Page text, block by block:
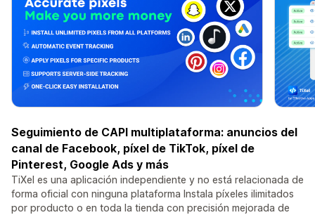
Seguimiento de CAPI multiplataforma: anuncios del
canal de Facebook, píxel de TikTok, píxel de
Pinterest, Google Ads y más
TiXel es una aplicación independiente y no está relacionada de
forma oficial con ninguna plataforma Instala píxeles ilimitados
por producto o en toda la tienda con precisión mejorada de